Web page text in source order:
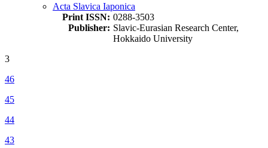
Acta Slavica Iaponica
Print ISSN: 0288-3503
Publisher: Slavic-Eurasian Research Center,
Hokkaido University
3
46
45
44
43